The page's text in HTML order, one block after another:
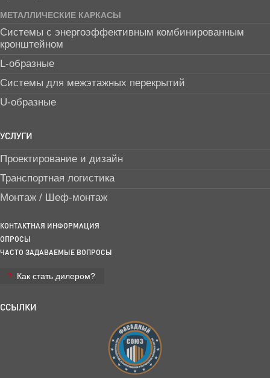
МЕТАЛЛИЧЕСКИЕ КАРКАСЫ
Системы с энергоэффективным комбинированным
кронштейном
L-образные
Системы для межэтажных перекрытий
U-образные
УСЛУГИ
Проектирование и дизайн
Транспортная логистика
Монтаж / Шеф-монтаж
КОНТАКТНАЯ ИНФОРМАЦИЯ
ОПРОСЫ
ЧАСТО ЗАДАВАЕМЫЕ ВОПРОСЫ
Как стать дилером?
ССЫЛКИ